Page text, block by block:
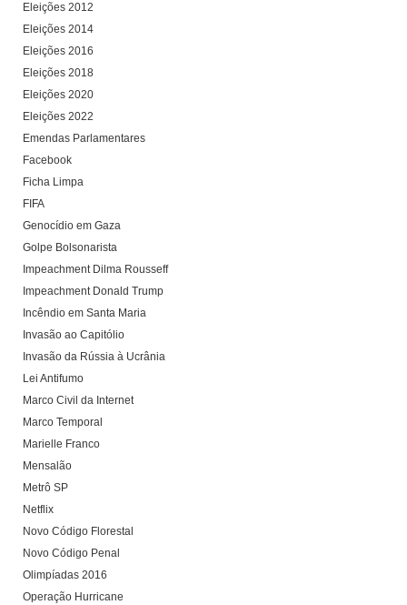
Eleições 2012
Eleições 2014
Eleições 2016
Eleições 2018
Eleições 2020
Eleições 2022
Emendas Parlamentares
Facebook
Ficha Limpa
FIFA
Genocídio em Gaza
Golpe Bolsonarista
Impeachment Dilma Rousseff
Impeachment Donald Trump
Incêndio em Santa Maria
Invasão ao Capitólio
Invasão da Rússia à Ucrânia
Lei Antifumo
Marco Civil da Internet
Marco Temporal
Marielle Franco
Mensalão
Metrô SP
Netflix
Novo Código Florestal
Novo Código Penal
Olimpíadas 2016
Operação Hurricane